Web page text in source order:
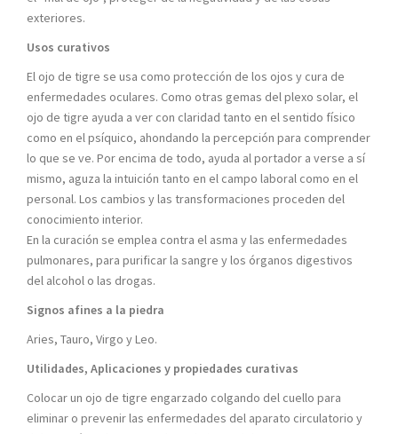
exteriores.
Usos curativos
El ojo de tigre se usa como protección de los ojos y cura de
enfermedades oculares. Como otras gemas del plexo solar, el
ojo de tigre ayuda a ver con claridad tanto en el sentido físico
como en el psíquico, ahondando la percepción para comprender
lo que se ve. Por encima de todo, ayuda al portador a verse a sí
mismo, aguza la intuición tanto en el campo laboral como en el
personal. Los cambios y las transformaciones proceden del
conocimiento interior.
En la curación se emplea contra el asma y las enfermedades
pulmonares, para purificar la sangre y los órganos digestivos
del alcohol o las drogas.
Signos afines a la piedra
Aries, Tauro, Virgo y Leo.
Utilidades, Aplicaciones y propiedades curativas
Colocar un ojo de tigre engarzado colgando del cuello para
eliminar o prevenir las enfermedades del aparato circulatorio y